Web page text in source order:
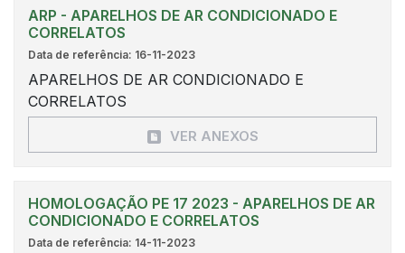
ARP - APARELHOS DE AR CONDICIONADO E
CORRELATOS
Data de referência: 16-11-2023
APARELHOS DE AR CONDICIONADO E
CORRELATOS
VER ANEXOS
HOMOLOGAÇÃO PE 17 2023 - APARELHOS DE AR
CONDICIONADO E CORRELATOS
Data de referência: 14-11-2023